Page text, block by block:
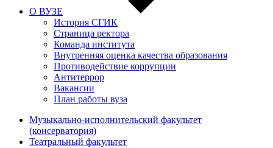
О ВУЗЕ
История СГИК
Страница ректора
Команда института
Внутренняя оценка качества образования
Противодействие коррупции
Антитеррор
Вакансии
План работы вуза
Музыкально-исполнительский факультет
(консерватория)
Театральный факультет